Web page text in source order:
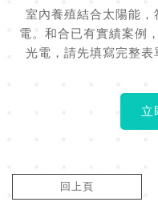
室內養殖結合太陽能
電。和合已有實績案例
光電，請先填寫完整
立
回上頁